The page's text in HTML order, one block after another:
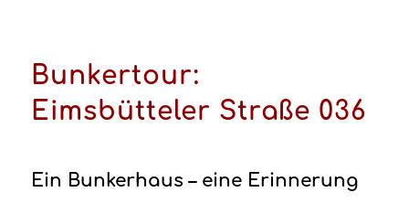
Bunkertour:
Eimsbütteler Straße 036
Ein Bunkerhaus – eine Erinnerung